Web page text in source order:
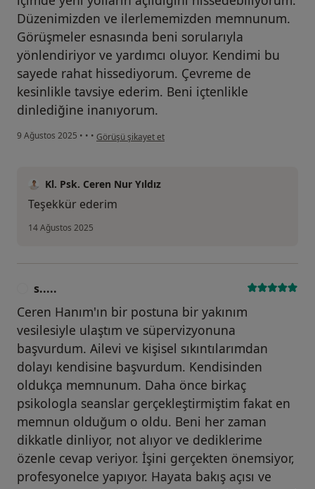
Düzenimizden ve ilerlememizden memnunum.
Görüşmeler esnasında beni sorularıyla
yönlendiriyor ve yardımcı oluyor. Kendimi bu
sayede rahat hissediyorum. Çevreme de
kesinlikle tavsiye ederim. Beni içtenlikle
dinlediğine inanıyorum.
9 Ağustos 2025 • • • kullanıcının görüşüne göre a...
Görüşü şikayet et
Kl. Psk. Ceren Nur Yıldız
Teşekkür ederim
14 Ağustos 2025
s.....
Ceren Hanım'ın bir postuna bir yakınım
vesilesiyle ulaştım ve süpervizyonuna
başvurdum. Ailevi ve kişisel sıkıntılarımdan
dolayı kendisine başvurdum. Kendisinden
oldukça memnunum. Daha önce birkaç
psikologla seanslar gerçekleştirmiştim fakat en
memnun olduğum o oldu. Beni her zaman
dikkatle dinliyor, not alıyor ve dediklerime
özenle cevap veriyor. İşini gerçekten önemsiyor,
profesyonelce yapıyor. Hayata bakış açısı ve